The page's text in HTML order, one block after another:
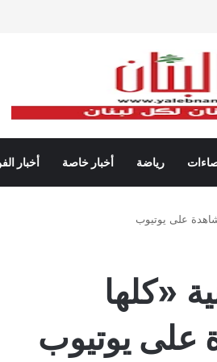
رياضة أخبار خاصة أخبار
على يوتيوب
«كلها
على يوتيوب